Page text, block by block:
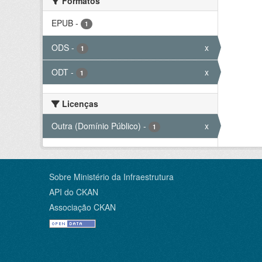
EPUB - 1
ODS - 1 x
ODT - 1 x
Licenças
Outra (Domínio Público) - 1 x
Sobre Ministério da Infraestrutura
API do CKAN
Associação CKAN